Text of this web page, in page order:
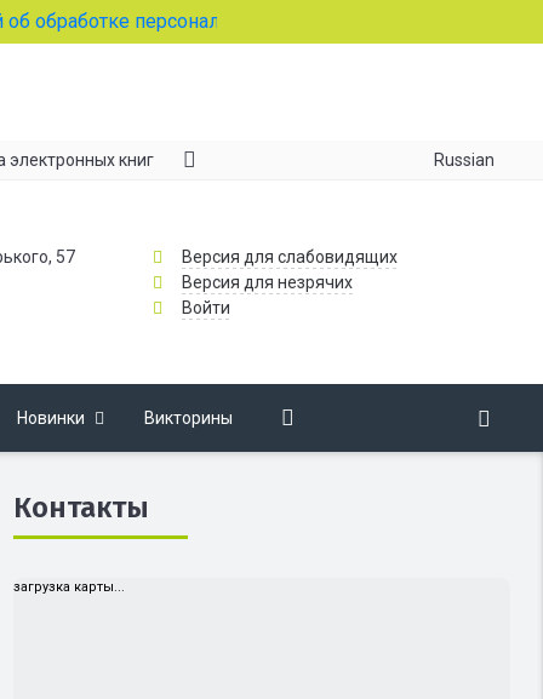
персональных данных
электронных книг Russian
57
Версия для слабовидящих
Версия для незрячих
Войти
Новинки Викторины
Контакты
загрузка карты...